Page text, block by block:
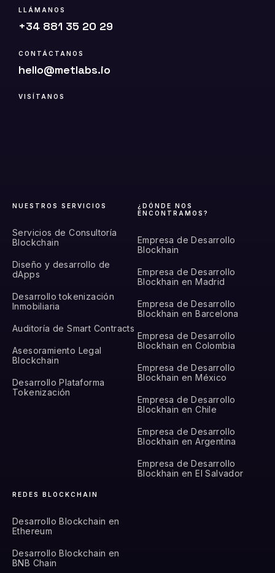
LLÁMANOS
+34 881 35 20 29
CONTÁCTANOS
hello@metlabs.io
VISÍTANOS
NUESTROS SERVICIOS
Servicios de Consultoría
Blockchain
Diseño y desarrollo de
dApps
Desarrollo tokenización
Inmobiliaria
Auditoría de Smart Contracts
Asesoramiento Legal
Blockchain
Desarrollo Plataforma
Tokenización
¿DÓNDE NOS
ENCONTRAMOS?
Empresa de Desarrollo
Blockhain
Empresa de Desarrollo
Blockhain en Madrid
Empresa de Desarrollo
Blockhain en Barcelona
Empresa de Desarrollo
Blockhain en Colombia
Empresa de Desarrollo
Blockhain en México
Empresa de Desarrollo
Blockhain en Chile
Empresa de Desarrollo
Blockhain en Argentina
Empresa de Desarrollo
Blockhain en El Salvador
REDES BLOCKCHAIN
Desarrollo Blockchain en
Ethereum
Desarrollo Blockchain en
BNB Chain